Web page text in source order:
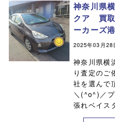
神奈川県
クア 買
ーカーズ
2025年03月28
神奈川県横
り査定のご
社を選んで
＼(^o^)／
張れベイス